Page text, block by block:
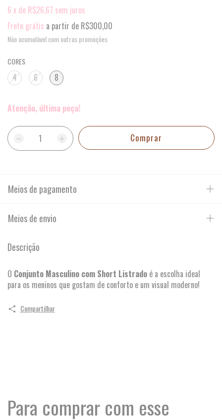
6 x de R$26,67 sem juros
Frete grátis a partir de R$300,00
Não acumulável com outras promoções
CORES
4 6 8
Atenção, última peça!
Meios de pagamento
Meios de envio
Descrição
O Conjunto Masculino com Short Listrado é a escolha ideal
para os meninos que gostam de conforto e um visual moderno!
Compartilhar
Para comprar com esse